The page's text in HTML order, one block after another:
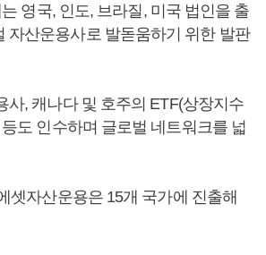
영국, 인도, 브라질, 미국 법인을 출
자산운용사로 발돋움하기 위한 발판
사, 캐나다 및 호주의 ETF(상장지수
도 인수하며 글로벌 네트워크를 넓
셋자산운용은 15개 국가에 진출해